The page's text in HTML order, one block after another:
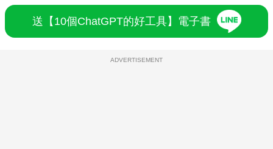
送【10個ChatGPT的好工具】電子書
ADVERTISEMENT